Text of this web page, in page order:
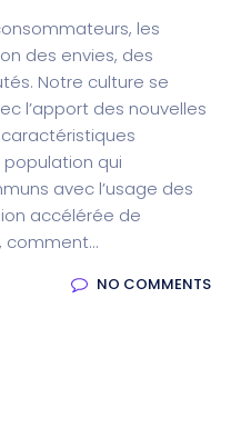
les
des envies, des
Notre culture se
l’apport des nouvelles
population qui
avec l’usage des
accélérée de
comment...
NO COMMENTS